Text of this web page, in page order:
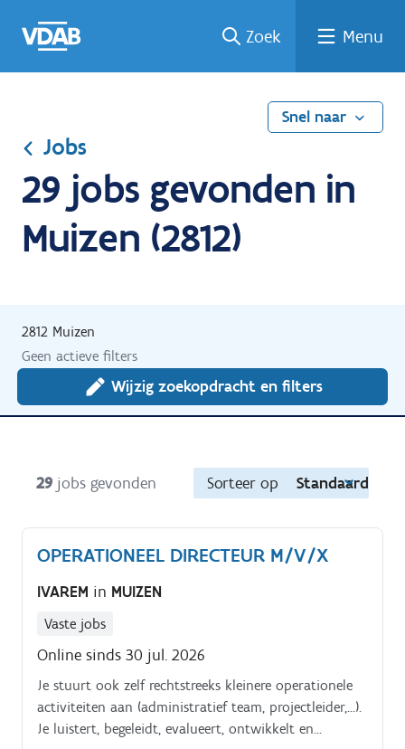
naar
een
een
job
naar
Zoek Menu
Snel naar
Jobs
29 jobs gevonden in
Muizen (2812)
2812 Muizen
Geen actieve filters
Wijzig zoekopdracht en filters
29 jobs gevonden Sorteer op Standaard
OPERATIONEEL DIRECTEUR M/V/X
IVAREM in MUIZEN
Vaste jobs
Online sinds 30 jul. 2026
Je stuurt ook zelf rechtstreeks kleinere operationele
activiteiten aan (administratief team, projectleider,…).
Je luistert, begeleidt, evalueert, ontwikkelt en